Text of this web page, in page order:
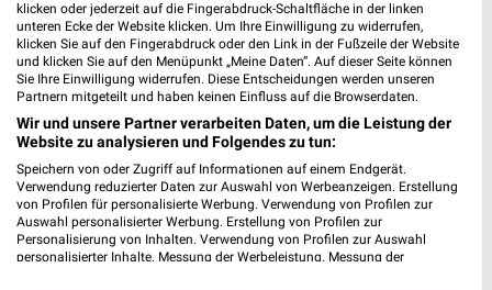
Noch mehr Angebote in
der weekli App!
klicken oder jederzeit auf die Fingerabdruck-Schaltfläche in der linken
unteren Ecke der Website klicken. Um Ihre Einwilligung zu widerrufen,
klicken Sie auf den Fingerabdruck oder den Link in der Fußzeile der Website
und klicken Sie auf den Menüpunkt „Meine Daten“. Auf dieser Seite können
Sie Ihre Einwilligung widerrufen. Diese Entscheidungen werden unseren
Partnern mitgeteilt und haben keinen Einfluss auf die Browserdaten.
Wir und unsere Partner verarbeiten Daten, um die Leistung der
Website zu analysieren und Folgendes zu tun:
Speichern von oder Zugriff auf Informationen auf einem Endgerät.
Verwendung reduzierter Daten zur Auswahl von Werbeanzeigen. Erstellung
von Profilen für personalisierte Werbung. Verwendung von Profilen zur
Auswahl personalisierter Werbung. Erstellung von Profilen zur
Personalisierung von Inhalten. Verwendung von Profilen zur Auswahl
personalisierter Inhalte. Messung der Werbeleistung. Messung der